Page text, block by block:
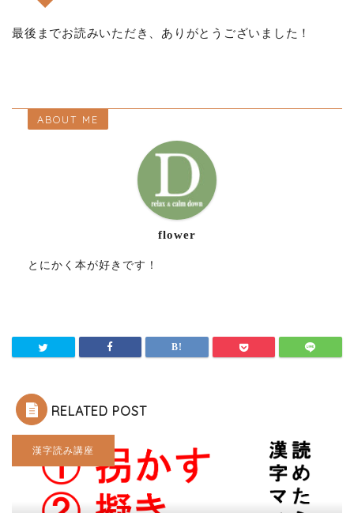
最後までお読みいただき、ありがとうございました！
ABOUT ME
flower
とにかく本が好きです！
RELATED POST
漢字読み講座